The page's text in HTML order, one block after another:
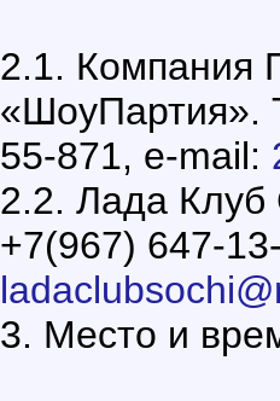
2.1. Компания
«ШоуПартия».
55-871, e-mail:
2.2. Лада
+7(967) 647-
3. Место и